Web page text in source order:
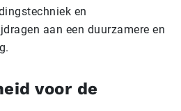
en
aan een duurzamere en
voor de